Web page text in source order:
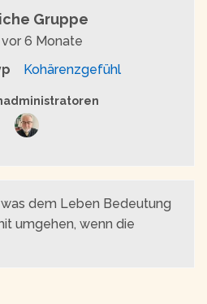
Gruppe
vor 6 Monate
Kohärenzgefühl
dem Leben Bedeutung
umgehen, wenn die